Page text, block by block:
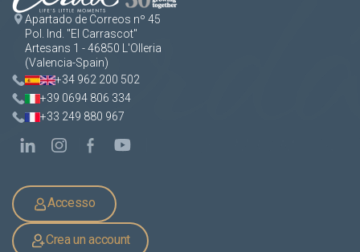
Apartado de Correos nº 45
Pol. Ind. "El Carrascot"
Artesans 1 - 46850 L'Olleria
(Valencia-Spain)
+34 962 200 502
+39 0694 806 334
+33 249 880 967
Accesso
Crea un account